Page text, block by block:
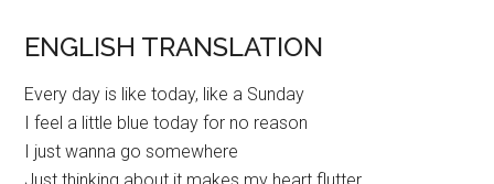
ENGLISH TRANSLATION
Every day is like today, like a Sunday
I feel a little blue today for no reason
I just wanna go somewhere